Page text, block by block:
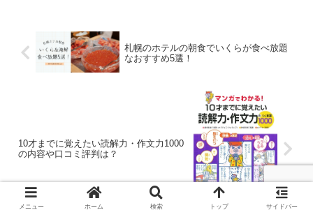
札幌のホテルの朝食でいくらが食べ放題
なおすすめ5選！
10才までに覚えたい読解力・作文力1000
の内容や口コミ評判は？
メニュー ホーム 検索 トップ サイドバー